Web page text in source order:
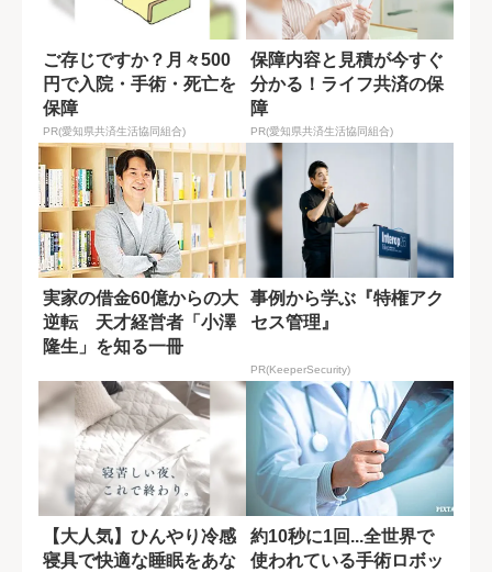
ご存じですか？月々500
円で入院・手術・死亡を
保障
PR(愛知県共済生活協同組合)
保障内容と見積が今すぐ
分かる！ライフ共済の保
障
PR(愛知県共済生活協同組合)
実家の借金60億からの大
逆転 天才経営者「小澤
隆生」を知る一冊
事例から学ぶ『特権アク
セス管理』
PR(KeeperSecurity)
【大人気】ひんやり冷感
寝具で快適な睡眠をあな
約10秒に1回...全世界で
使われている手術ロボッ